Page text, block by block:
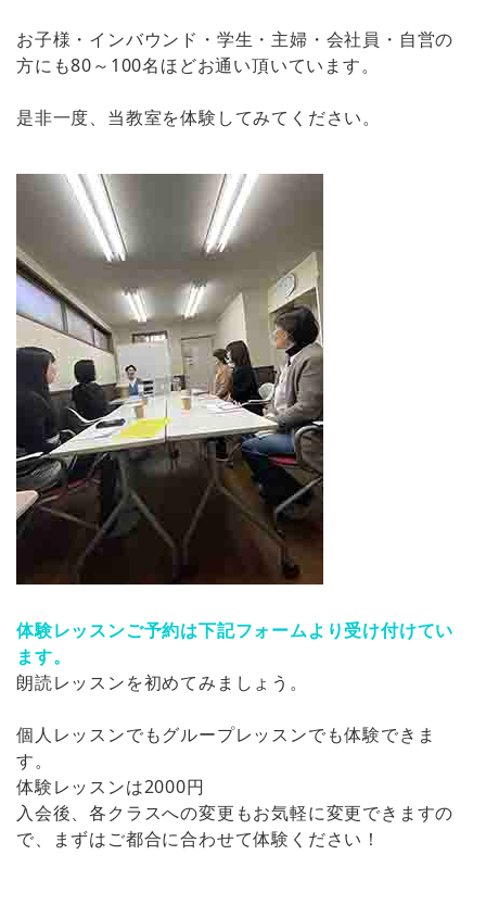
お子様・インバウンド・学生・主婦・会社員・自営の
方にも80～100名ほどお通い頂いています。
是非一度、当教室を体験してみてください。
体験レッスンご予約は下記フォームより受け付けてい
ます。
朗読レッスンを初めてみましょう。
個人レッスンでもグループレッスンでも体験できま
す。
体験レッスンは2000円
入会後、各クラスへの変更もお気軽に変更できますの
で、まずはご都合に合わせて体験ください！